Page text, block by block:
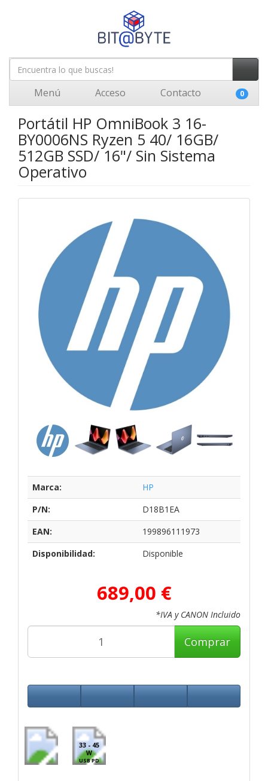
Menú Acceso Contacto 0
Portátil HP OmniBook 3 16-
BY0006NS Ryzen 5 40/ 16GB/
512GB SSD/ 16"/ Sin Sistema
Operativo
Marca:
HP
P/N:
D18B1EA
EAN:
199896111973
Disponibilidad:
Disponible
689,00 €
*IVA y CANON Incluido
Comprar
33 - 45
W
USB PD